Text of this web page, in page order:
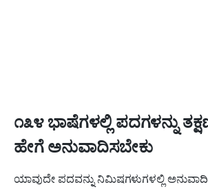
೧೩೪ ಭಾಷೆಗಳಲ್ಲಿ ಪದಗಳನ್ನು
ಹೇಗೆ ಅನುವಾದಿಸಬೇಕು
ಯಾವುದೇ ಪದವನ್ನು ನಿಮಿಷಗಳುಗಳಲ್ಲಿ